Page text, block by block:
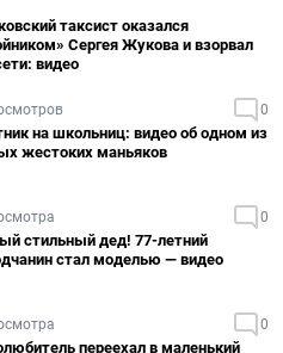
таксист оказался
Сергея Жукова и взорвал
видео
0
на школьниц: видео об одном из
жестоких маньяков
0
стильный дед! 77-летний
стал моделью — видео
0
переехал в маленький